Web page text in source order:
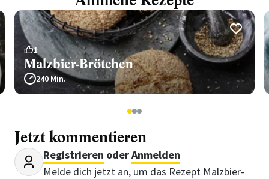
1
Malzbier-Brötchen
240 Min.
123
Jetzt kommentieren
Registrieren oderAnmelden
Melde dich jetzt an, um das Rezept Malzbier-